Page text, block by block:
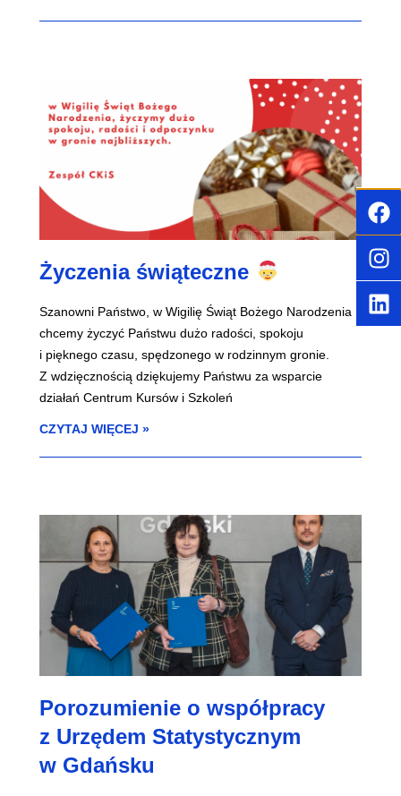
Życzenia świąteczne
Szanowni Państwo, w Wigilię Świąt Bożego Narodzenia
chcemy życzyć Państwu dużo radości, spokoju
i pięknego czasu, spędzonego w rodzinnym gronie.
Z wdzięcznością dziękujemy Państwu za wsparcie
działań Centrum Kursów i Szkoleń
CZYTAJ WIĘCEJ »
Porozumienie o współpracy
z Urzędem Statystycznym
w Gdańsku